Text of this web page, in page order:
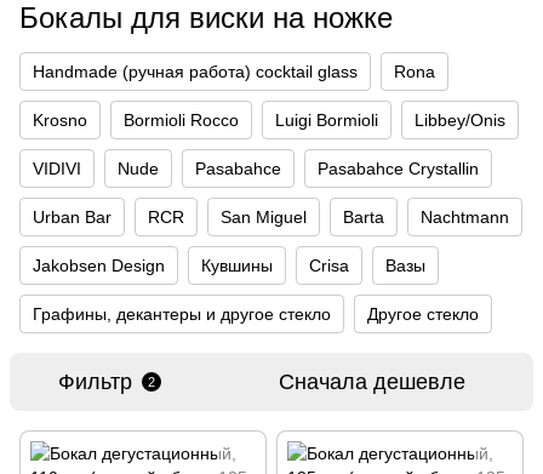
Бокалы для виски на ножке
Handmade (ручная работа) cocktail glass Rona
Krosno Bormioli Rocco Luigi Bormioli Libbey/Onis
VIDIVI Nude Pasabahce Pasabahce Crystallin
Urban Bar RCR San Miguel Barta Nachtmann
Jakobsen Design Кувшины Crisa Вазы
Графины, декантеры и другое стекло Другое стекло
Фильтр 2 Сначала дешевле